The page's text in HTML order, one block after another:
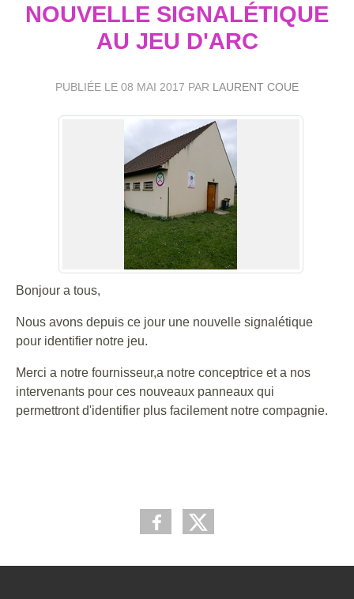
NOUVELLE SIGNALÉTIQUE
AU JEU D'ARC
PUBLIÉE LE 08 MAI 2017 PAR LAURENT COUE
Bonjour a tous,
Nous avons depuis ce jour une nouvelle signalétique
pour identifier notre jeu.
Merci a notre fournisseur,a notre conceptrice et a nos
intervenants pour ces nouveaux panneaux qui
permettront d'identifier plus facilement notre compagnie.